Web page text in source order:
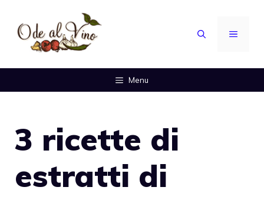
contenuto
MENU
Menu
3 ricette di
estratti di